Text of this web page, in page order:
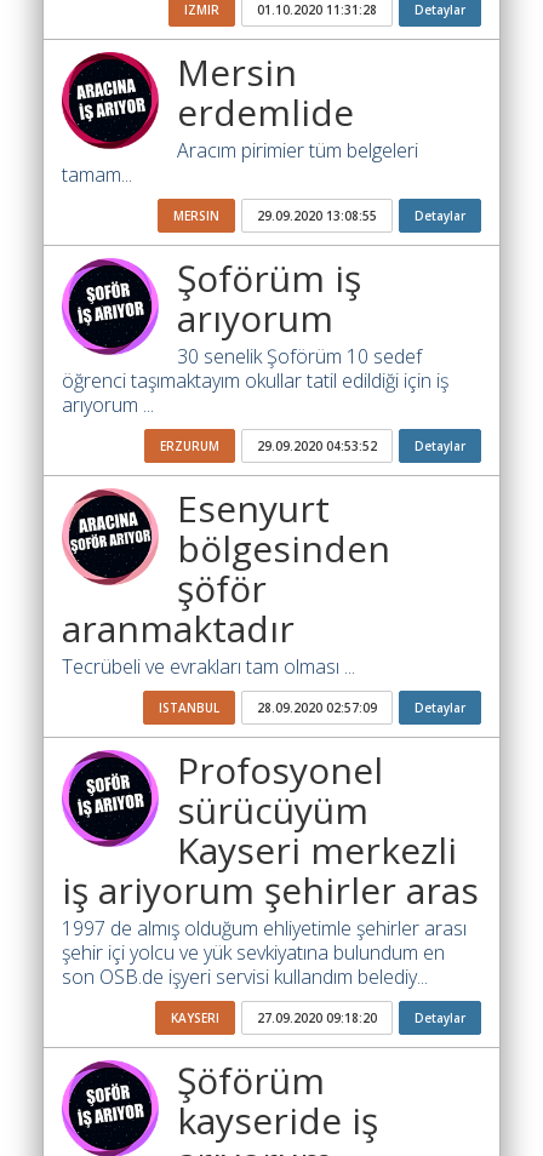
Söför
Arayanlar
arayanlar
olup
arayanlar
Aracına
arayanlar
Katsayısı
Ajandam
Hakkımızda
IZMIR 01.10.2020 11:31:28 Detaylar
Mersin
erdemlide
Aracım pirimier tüm belgeleri
tamam...
MERSIN 29.09.2020 13:08:55 Detaylar
Şoförüm iş
arıyorum
30 senelik Şoförüm 10 sedef
öğrenci taşımaktayım okullar tatil edildiği için iş
arıyorum ...
ERZURUM 29.09.2020 04:53:52 Detaylar
Esenyurt
bölgesinden
şöför
aranmaktadır
Tecrübeli ve evrakları tam olması ...
ISTANBUL 28.09.2020 02:57:09 Detaylar
Profosyonel
sürücüyüm
Kayseri merkezli
iş ariyorum şehirler aras
1997 de almış olduğum ehliyetimle şehirler arası
şehir içi yolcu ve yük sevkiyatına bulundum en
son OSB.de işyeri servisi kullandım belediy...
KAYSERI 27.09.2020 09:18:20 Detaylar
Şöförüm
kayseride iş